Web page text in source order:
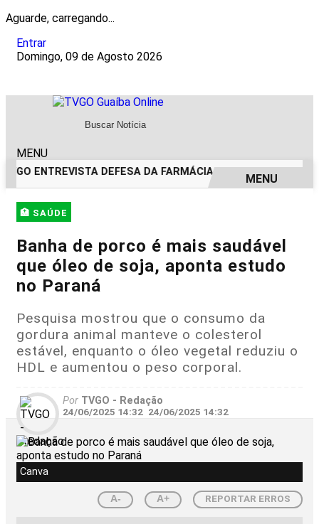
Aguarde, carregando...
Entrar
Domingo, 09 de Agosto 2026
MENU
ENTREVISTA DEFESA DA FARMÁCIA INVESTIGADA EM
EM ALTA
MENU
🏥 SAÚDE
Banha de porco é mais saudável
que óleo de soja, aponta estudo
no Paraná
Pesquisa mostrou que o consumo da
gordura animal manteve o colesterol
estável, enquanto o óleo vegetal reduziu o
HDL e aumentou o peso corporal.
Por TVGO - Redação
24/06/2025 14:32 24/06/2025 14:32
Canva
A- A+ REPORTAR ERROS